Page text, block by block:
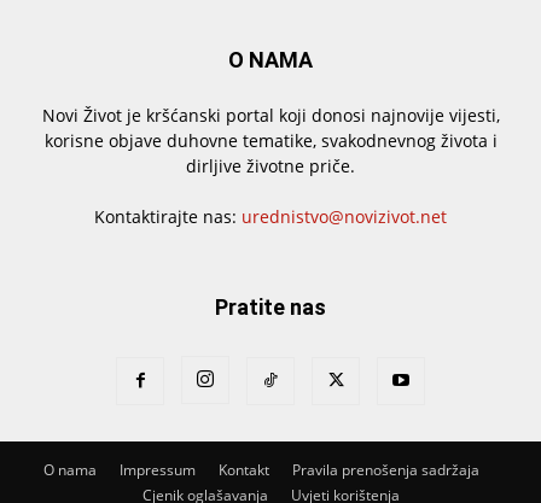
O NAMA
Novi Život je kršćanski portal koji donosi najnovije vijesti,
korisne objave duhovne tematike, svakodnevnog života i
dirljive životne priče.
Kontaktirajte nas: urednistvo@novizivot.net
Pratite nas
O nama Impressum Kontakt
Pravila prenošenja sadržaja
Cjenik oglašavanja
Uvjeti korištenja